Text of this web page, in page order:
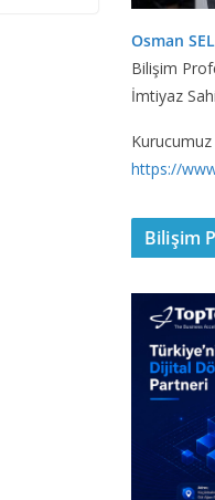
Osman
Bilişim
İmtiyaz
Kurucumuz
https://
Bilişim